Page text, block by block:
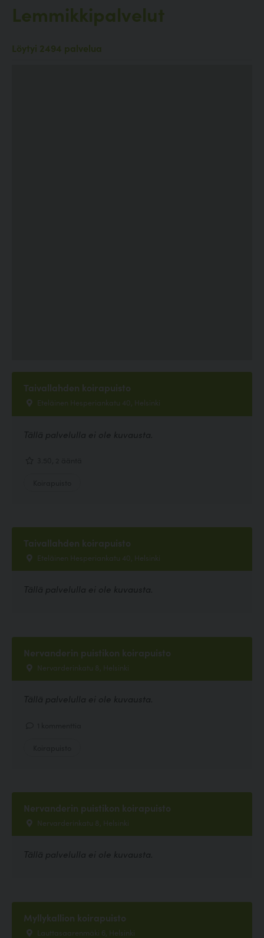
Lemmikkipalvelut
Löytyi 2494 palvelua
Taivallahden koirapuisto
Eteläinen Hesperiankatu 40, Helsinki
Tällä palvelulla ei ole kuvausta.
Taivallahden koirapuisto
Eteläinen Hesperiankatu 40, Helsinki
Tällä palvelulla ei ole kuvausta.
Nervanderin puistikon koirapuisto
Nervarderinkatu 8, Helsinki
Tällä palvelulla ei ole kuvausta.
Nervanderin puistikon koirapuisto
Nervarderinkatu 8, Helsinki
Tällä palvelulla ei ole kuvausta.
Myllykallion koirapuisto
Lauttasaarenmäki 6, Helsinki